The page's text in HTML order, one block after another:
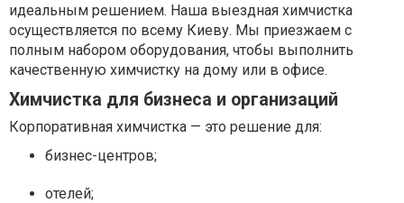
идеальным решением. Наша выездная химчистка
осуществляется по всему Киеву. Мы приезжаем с
полным набором оборудования, чтобы выполнить
качественную химчистку на дому или в офисе.
Химчистка для бизнеса и организаций
Корпоративная химчистка — это решение для:
бизнес-центров;
отелей;